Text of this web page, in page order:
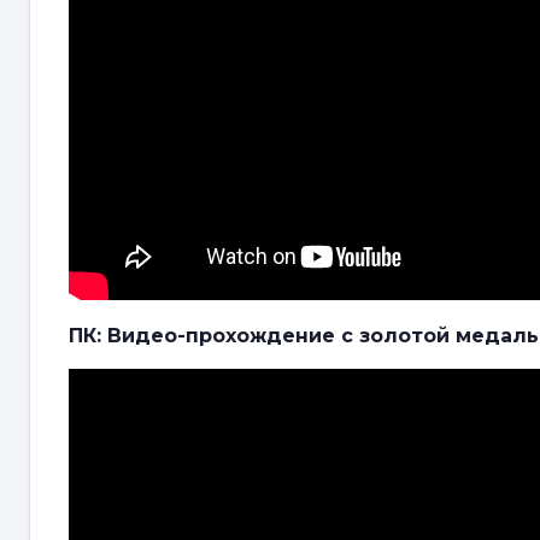
ПК: Видео-прохождение с золотой